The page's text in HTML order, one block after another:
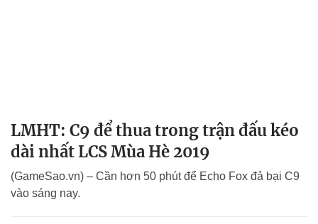
LMHT: C9 để thua trong trận đấu kéo
dài nhất LCS Mùa Hè 2019
(GameSao.vn) – Cần hơn 50 phút để Echo Fox đả bại C9
vào sáng nay.